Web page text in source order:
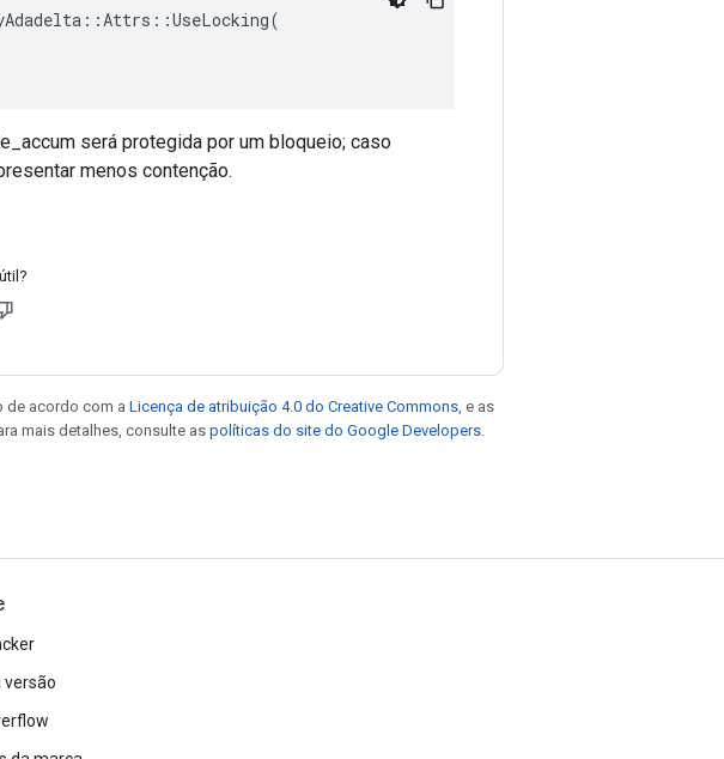
será protegida por um bloqueio; caso
menos contenção.
de acordo com a Licença de atribuição 4.0 do Creative Commons , e as
mais detalhes, consulte aspolíticas do site do Google Developers
versão